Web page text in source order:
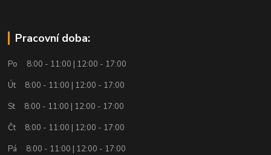
Pracovní doba:
Po 8:00 - 11:00 | 12:00 - 17:00
Út 8:00 - 11:00 | 12:00 - 17:00
St 8:00 - 11:00 | 12:00 - 17:00
Čt 8:00 - 11:00 | 12:00 - 17:00
Pá 8:00 - 11:00 | 12:00 - 17:00